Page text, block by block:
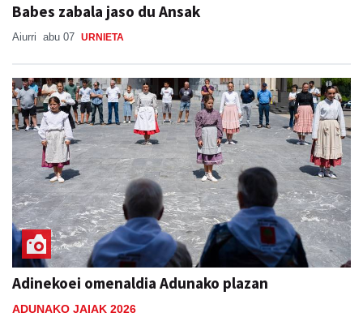
Babes zabala jaso du Ansak
Aiurri abu 07 URNIETA
Adinekoei omenaldia Adunako plazan
ADUNAKO JAIAK 2026